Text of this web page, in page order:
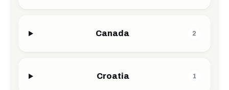
Canada 2
Croatia 1